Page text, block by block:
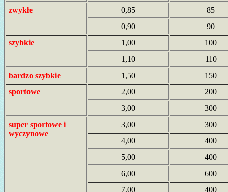
zwykłe
0,85
85
0,90
90
szybkie
1,00
100
1,10
110
bardzo szybkie
1,50
150
sportowe
2,00
200
3,00
300
super sportowe i
wyczynowe
3,00
300
4,00
400
5,00
400
6,00
600
7,00
400